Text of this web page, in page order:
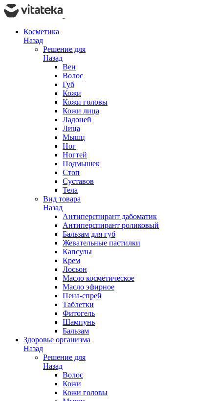
Косметика
Назад
Решение для
Назад
Вен
Волос
Губ
Кожи
Кожи головы
Кожи лица
Ладоней
Лица
Мышц
Ног
Ногтей
Подмышек
Стоп
Суставов
Тела
Вид товара
Назад
Антиперспирант дабоматик
Антиперспирант роликовый
Бальзам для губ
Жевательные пастилки
Капсулы
Крем
Лосьон
Масло косметическое
Масло эфирное
Пена-спрей
Таблетки
Фитогель
Шампунь
Бальзам
Здоровье организма
Назад
Решение для
Назад
Волос
Кожи
Кожи головы